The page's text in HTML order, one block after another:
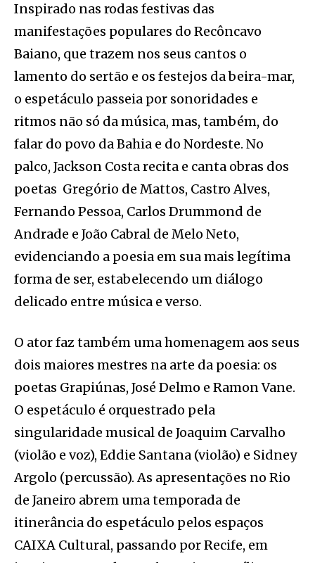
Inspirado nas rodas festivas das
manifestações populares do Recôncavo
Baiano, que trazem nos seus cantos o
lamento do sertão e os festejos da beira-mar,
o espetáculo passeia por sonoridades e
ritmos não só da música, mas, também, do
falar do povo da Bahia e do Nordeste. No
palco, Jackson Costa recita e canta obras dos
poetas Gregório de Mattos, Castro Alves,
Fernando Pessoa, Carlos Drummond de
Andrade e João Cabral de Melo Neto,
evidenciando a poesia em sua mais legítima
forma de ser, estabelecendo um diálogo
delicado entre música e verso.
O ator faz também uma homenagem aos seus
dois maiores mestres na arte da poesia: os
poetas Grapiúnas, José Delmo e Ramon Vane.
O espetáculo é orquestrado pela
singularidade musical de Joaquim Carvalho
(violão e voz), Eddie Santana (violão) e Sidney
Argolo (percussão). As apresentações no Rio
de Janeiro abrem uma temporada de
itinerância do espetáculo pelos espaços
CAIXA Cultural, passando por Recife, em